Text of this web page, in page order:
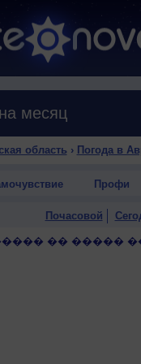
месяц
область › Погода в
Профи
Почасовой
�� �����